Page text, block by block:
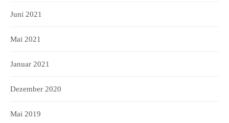
Juni 2021
Mai 2021
Januar 2021
Dezember 2020
Mai 2019